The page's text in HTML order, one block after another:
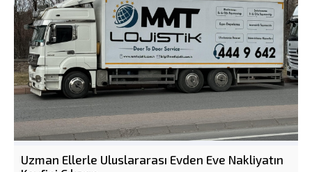
Uzman Ellerle Uluslararası Evden Eve Nakliyatın